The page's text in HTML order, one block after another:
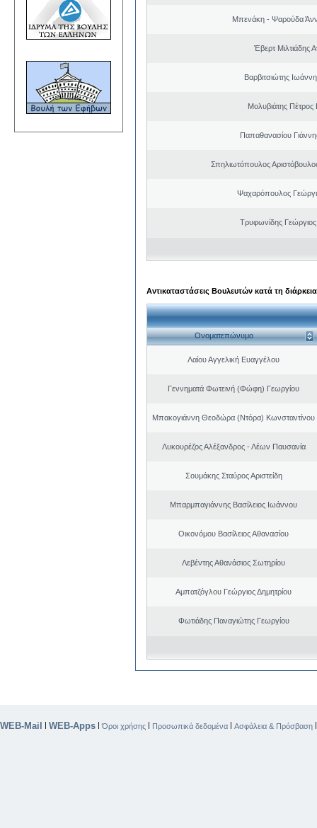
Μπενάκη - Ψαρούδα
Έβερτ Μιλτιάδης
Βαρβιτσιώτης
Μολυβιάτης Πέτρος
Παπαθανασίου
Σπηλιωτόπουλος
Ψαχαρόπουλος
Τρυφωνίδης
Αντικαταστάσεις Βουλευτών κατά τη
Ονοματεπώνυμο
Λαίου Αγγελική Ευαγγέλου
Γεννηματά Φωτεινή (Φώφη) Γεωργίου
Μπακογιάννη Θεοδώρα (Ντόρα) Κωνσταντίνου
Λυκουρέζος Αλέξανδρος - Λέων Παυσανία
Σουμάκης Σταύρος Αριστείδη
Μπαρμπαγιάννης Βασίλειος Ιωάννου
Οικονόμου Βασίλειος Αθανασίου
Λεβέντης Αθανάσιος Σωτηρίου
Αμπατζόγλου Γεώργιος Δημητρίου
Φωτιάδης Παναγιώτης Γεωργίου
WEB-Mail | WEB-Apps |Όροι χρήσης | Προσωπικά δεδομένα | Ασφάλεια & Πρόσβαση